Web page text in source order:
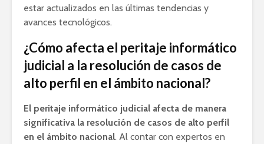
estar actualizados en las últimas tendencias y
avances tecnológicos.
¿Cómo afecta el peritaje informático
judicial a la resolución de casos de
alto perfil en el ámbito nacional?
El peritaje informático judicial afecta de manera
significativa la resolución de casos de alto perfil
en el ámbito nacional. Al contar con expertos en